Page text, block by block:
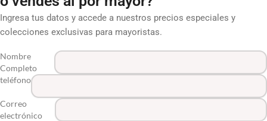
Ingresa tus datos y accede a nuestros precios especiales y
colecciones exclusivas para mayoristas.
Nombre
Completo
teléfono
Correo
electrónico